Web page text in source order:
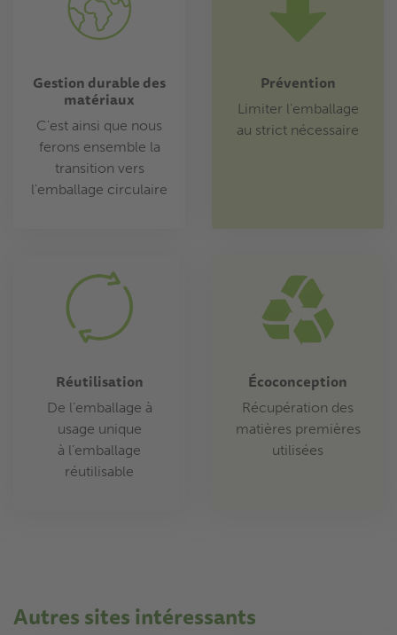
Gestion durable des
matériaux
C'est ainsi que nous
ferons ensemble la
transition vers
l'emballage circulaire
Prévention
Limiter l’emballage
au strict nécessaire
Réutilisation
De l’emballage à
usage unique
à l’emballage
réutilisable
Écoconception
Récupération des
matières premières
utilisées
Autres sites intéressants